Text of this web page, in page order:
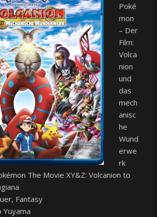
Poké
mon
– Der
Film:
Volca
nion
und
das
mech
anisc
he
Wund
erwe
rk
The Movie XY&Z: Volcanion to
Fantasy
Yuyama